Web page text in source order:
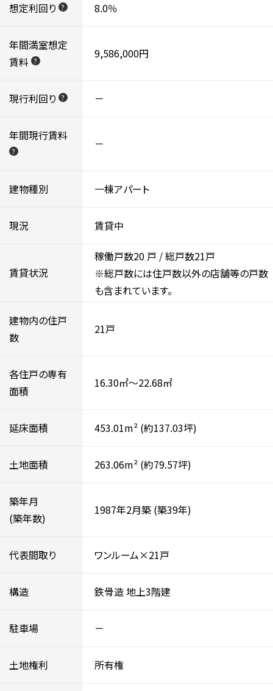
想定利回り ? 8.0％
年間満室想定
賃料 ? 9,586,000円
現行利回り ? －
年間現行賃料
? －
建物種別 一棟アパート
現況 賃貸中
賃貸状況
稼働戸数20 戸 / 総戸数21戸
※総戸数には住戸数以外の店舗等の戸数
も含まれています。
建物内の住戸
数
21戸
各住戸の専有
面積
16.30㎡～22.68㎡
延床面積 453.01m² (約137.03坪)
土地面積 263.06m² (約79.57坪)
築年月
(築年数)
1987年2月築 (築39年)
代表間取り ワンルーム×21戸
構造 鉄骨造地上3階建
駐車場 －
土地権利 所有権